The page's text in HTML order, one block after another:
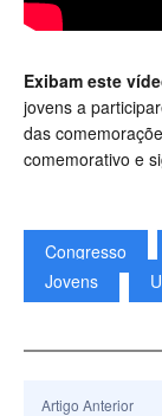
Exibam este
jovens a
das
comemorativo e
Congresso
Jovens
Artigo Anterior